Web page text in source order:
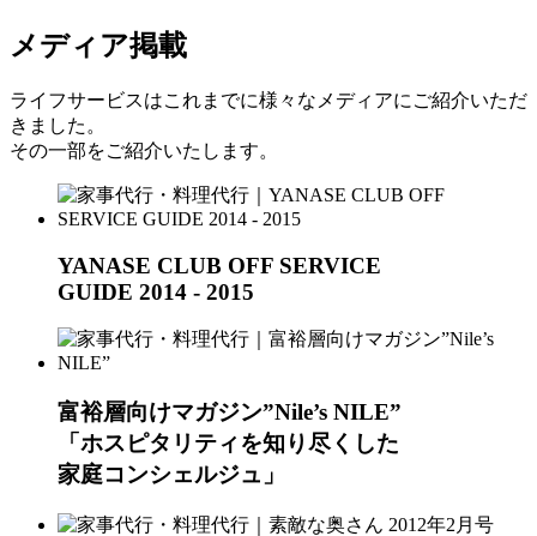
メディア掲載
ライフサービスはこれまでに様々なメディアにご紹介いただ
きました。
その一部をご紹介いたします。
YANASE CLUB OFF SERVICE
GUIDE 2014 - 2015
富裕層向けマガジン”Nile’s NILE”
「ホスピタリティを知り尽くした
家庭コンシェルジュ」